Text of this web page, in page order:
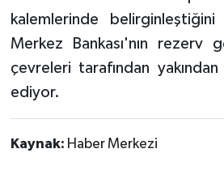
kalemlerinde
Merkez Bankası'nın rezerv
çevreleri tarafından
ediyor.
Kaynak: Haber Merkezi